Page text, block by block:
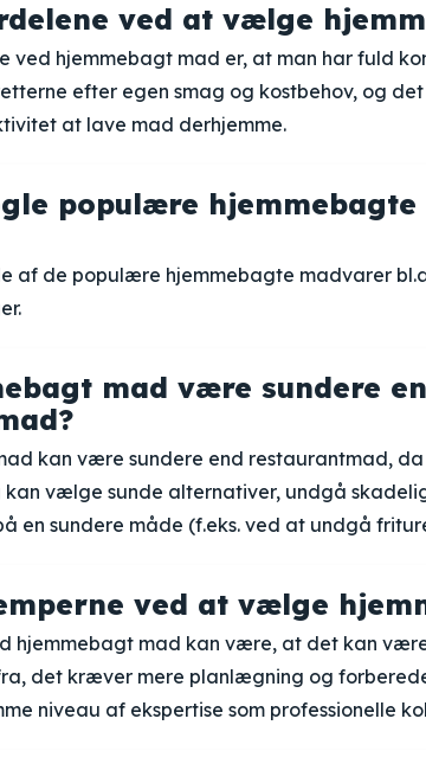
ved at vælge
ved hjemmebagt mad er, at man har fuld
efter egen smag og kostbehov, og
at lave mad derhjemme.
populære
af de populære hjemmebagte madvarer
mad være sundere
kan være sundere end restaurantmad,
kan vælge sunde alternativer, undgå
en sundere måde (f.eks. ved at undgå
ved at vælge
hjemmebagt mad kan være, at det kan
det kræver mere planlægning og
niveau af ekspertise som professionelle